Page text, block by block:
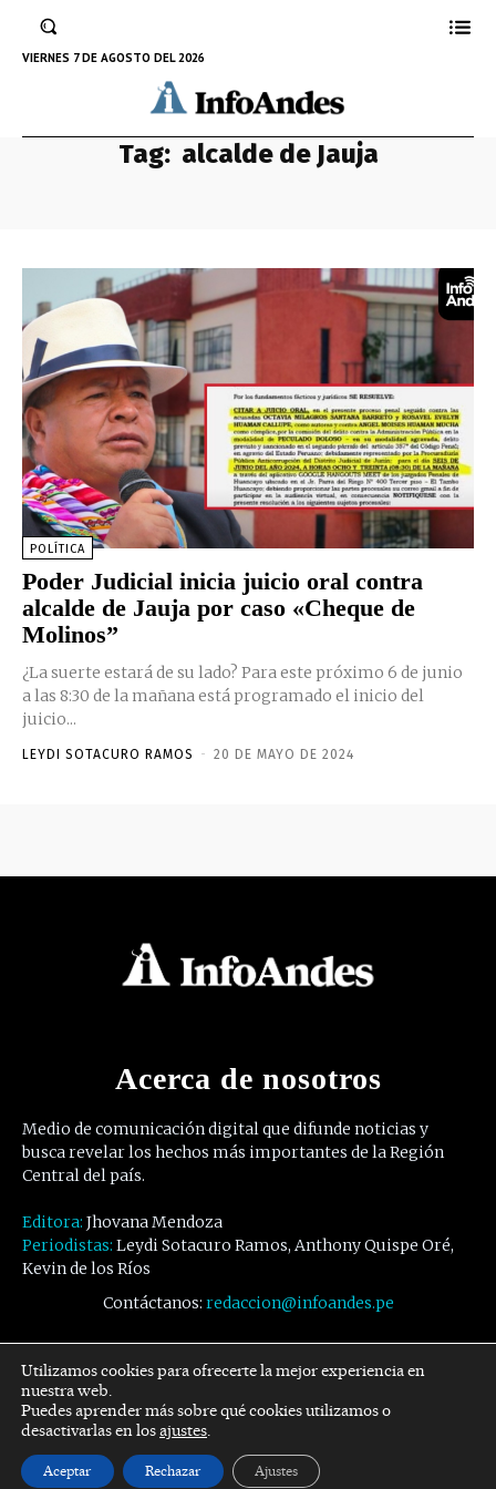
VIERNES 7 DE AGOSTO DEL 2026
Tag: alcalde de Jauja
POLÍTICA
Poder Judicial inicia juicio oral contra
alcalde de Jauja por caso «Cheque de
Molinos”
¿La suerte estará de su lado? Para este próximo 6 de junio
a las 8:30 de la mañana está programado el inicio del
juicio...
LEYDI SOTACURO RAMOS - 20 DE MAYO DE 2024
Acerca de nosotros
Medio de comunicación digital que difunde noticias y
busca revelar los hechos más importantes de la Región
Central del país.
Editora: Jhovana Mendoza
Periodistas: Leydi Sotacuro Ramos, Anthony Quispe Oré,
Kevin de los Ríos
Contáctanos: redaccion@infoandes.pe
Síguenos
Facebook Twitter Youtube
Utilizamos cookies para ofrecerte la mejor experiencia en
nuestra web.
Puedes aprender más sobre qué cookies utilizamos o
desactivarlas en losajustes.
Aceptar Rechazar Ajustes